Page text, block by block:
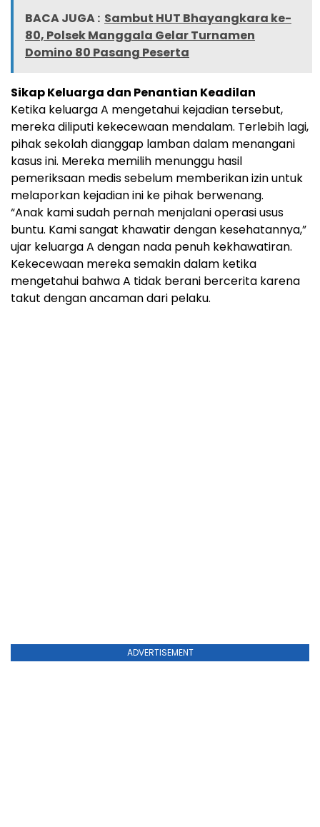
BACA JUGA : Sambut HUT Bhayangkara ke-
80, Polsek Manggala Gelar Turnamen
Domino 80 Pasang Peserta
Sikap Keluarga dan Penantian Keadilan
Ketika keluarga A mengetahui kejadian tersebut,
mereka diliputi kekecewaan mendalam. Terlebih lagi,
pihak sekolah dianggap lamban dalam menangani
kasus ini. Mereka memilih menunggu hasil
pemeriksaan medis sebelum memberikan izin untuk
melaporkan kejadian ini ke pihak berwenang.
“Anak kami sudah pernah menjalani operasi usus
buntu. Kami sangat khawatir dengan kesehatannya,”
ujar keluarga A dengan nada penuh kekhawatiran.
Kekecewaan mereka semakin dalam ketika
mengetahui bahwa A tidak berani bercerita karena
takut dengan ancaman dari pelaku.
ADVERTISEMENT